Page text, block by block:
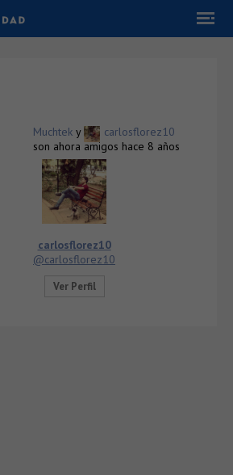
Muchtek y
carlosflorez10
son ahora amigos hace 8 años
carlosflorez10
@carlosflorez10
Ver Perfil